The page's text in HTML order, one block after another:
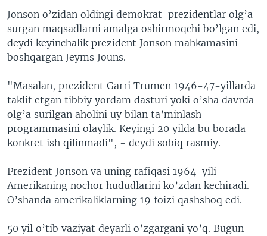
Jonson o’zidan oldingi demokrat-prezidentlar olg’a
surgan maqsadlarni amalga oshirmoqchi bo’lgan edi,
deydi keyinchalik prezident Jonson mahkamasini
boshqargan Jeyms Jouns.
"Masalan, prezident Garri Trumen 1946-47-yillarda
taklif etgan tibbiy yordam dasturi yoki o’sha davrda
olg’a surilgan aholini uy bilan ta’minlash
programmasini olaylik. Keyingi 20 yilda bu borada
konkret ish qilinmadi", - deydi sobiq rasmiy.
Prezident Jonson va uning rafiqasi 1964-yili
Amerikaning nochor hududlarini ko’zdan kechiradi.
O’shanda amerikaliklarning 19 foizi qashshoq edi.
50 yil o’tib vaziyat deyarli o’zgargani yo’q. Bugun